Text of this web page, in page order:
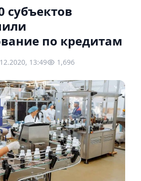
субъектов
по кредитам
13:49 1,696